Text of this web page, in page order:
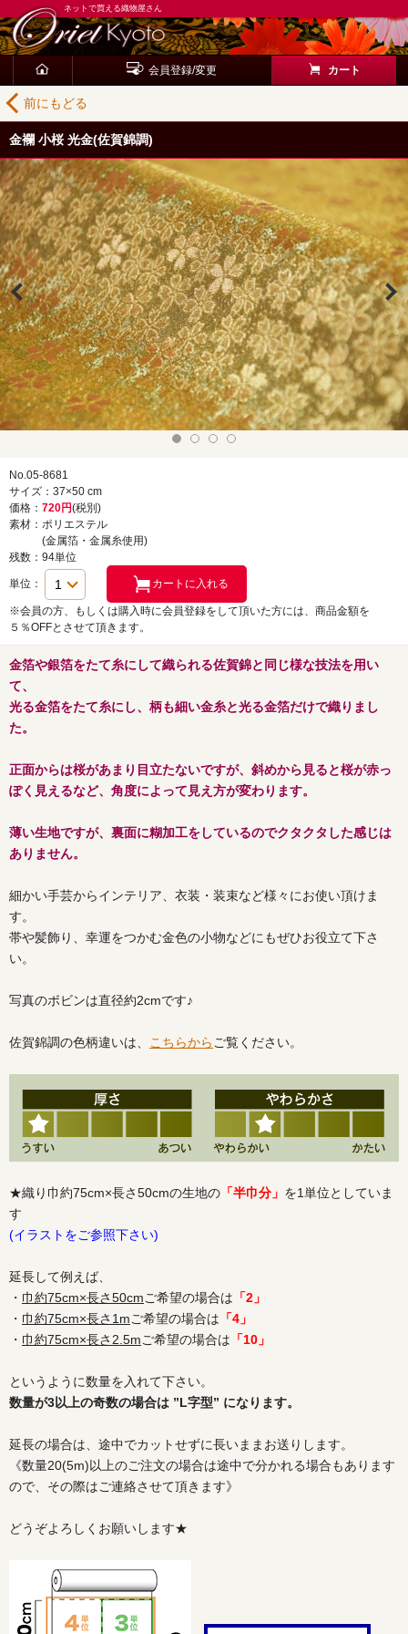
ネットで買える織物屋さん
会員登録/変更 カート
前にもどる
金襴 小桜 光金(佐賀錦調)
No.05-8681
サイズ：37×50 cm
価格： 720円(税別)
素材：ポリエステル
(金属箔・金属糸使用)
残数：94単位
単位：
※会員の方、もしくは購入時に会員登録をして頂いた方には、商品金額を
５％OFFとさせて頂きます。
金箔や銀箔をたて糸にして織られる佐賀錦と同じ様な技法を用い
て、
光る金箔をたて糸にし、柄も細い金糸と光る金箔だけで織りまし
た。
正面からは桜があまり目立たないですが、斜めから見ると桜が赤っ
ぽく見えるなど、角度によって見え方が変わります。
薄い生地ですが、裏面に糊加工をしているのでクタクタした感じは
ありません。
細かい手芸からインテリア、衣装・装束など様々にお使い頂けま
す。
帯や髪飾り、幸運をつかむ金色の小物などにもぜひお役立て下さ
い。
写真のボビンは直径約2cmです♪
佐賀錦調の色柄違いは、 こちらから ご覧ください。
★織り巾約75cm×長さ50cmの生地の 「半巾分」 を1単位としていま
す
(イラストをご参照下さい)
延長して例えば、
・ 巾約75cm×長さ50cmご希望の場合は 「2」
・ 巾約75cm×長さ1mご希望の場合は 「4」
・ 巾約75cm×長さ2.5mご希望の場合は 「10」
というように数量を入れて下さい。
数量が3以上の奇数の場合は ”L字型” になります。
延長の場合は、途中でカットせずに長いままお送りします。
《数量20(5m)以上のご注文の場合は途中で分かれる場合もあります
ので、その際はご連絡させて頂きます》
どうぞよろしくお願いします★